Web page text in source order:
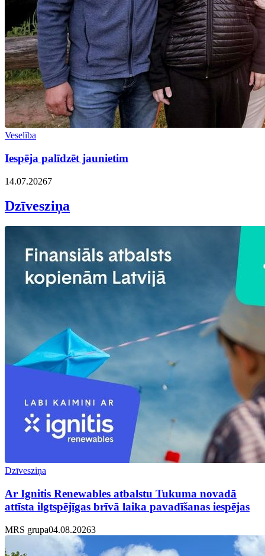
Veselība
Iespēja palīdzēt jaunietim
14.07.20267
Dzīvesziņa
Dzīvesziņa
Ar Ignitis Renewables atbalstu Tukuma novadā
attīsta ilgtspējīgas brīvā laika pavadīšanas iespējas
MRS grupa04.08.20263